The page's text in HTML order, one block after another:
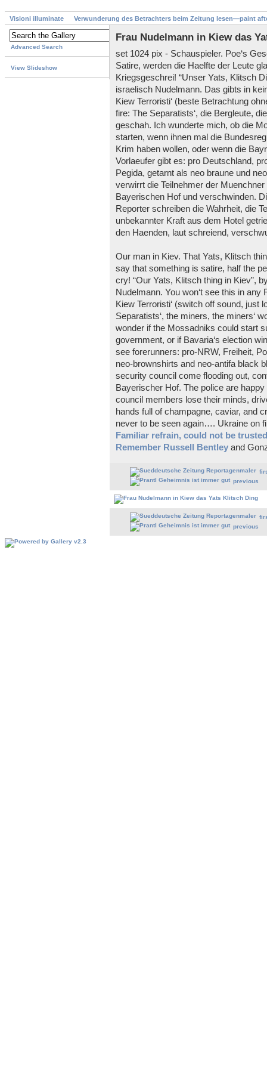
Visioni illuminate Verwunderung des Betrachters beim Zeitung lesen—paint
Advanced Search
View Slideshow
Frau Nudelmann in Kiew das
set 1024 pix - Schauspieler. Poe‘s
Satire, werden die Haelfte der Leute
Kriegsgeschrei! “Unser Yats, Klitsch
israelisch Nudelmann. Das gibts in
Kiew Terroristi‘ (beste Betrachtung
fire: The Separatists‘, die Bergleute,
geschah. Ich wunderte mich, ob die
starten, wenn ihnen mal die
Krim haben wollen, oder wenn die
Vorlaeufer gibt es: pro Deutschland,
Pegida, getarnt als neo braune und
verwirrt die Teilnehmer der
Bayerischen Hof und verschwinden.
Reporter schreiben die Wahrheit, die
unbekannter Kraft aus dem Hotel
den Haenden, laut schreiend,
Our man in Kiev. That Yats, Klitsch
say that something is satire, half the
cry! “Our Yats, Klitsch thing in Kiev”,
Nudelmann. You won‘t see this in
Kiew Terroristi‘ (switch off sound, just
Separatists‘, the miners, the miners‘
wonder if the Mossadniks could start
government, or if Bavaria‘s election
see forerunners: pro-NRW, Freiheit,
neo-brownshirts and neo-antifa black
security council come flooding out,
Bayerischer Hof. The police are
council members lose their minds,
hands full of champagne, caviar, and
never to be seen again…. Ukraine on
Familiar refrain, could not be trusted
Remember Russell Bentley and
previous
previous